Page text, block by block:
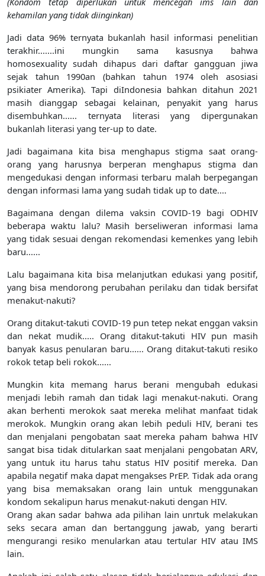
kehamilan yang tidak diinginkan)
Jadi data 96% ternyata bukanlah hasil informasi penelitian
terakhir.......ini mungkin sama kasusnya bahwa
homosexuality sudah dihapus dari daftar gangguan jiwa
sejak tahun 1990an (bahkan tahun 1974 oleh asosiasi
psikiater Amerika). Tapi diIndonesia bahkan ditahun 2021
masih dianggap sebagai kelainan, penyakit yang harus
disembuhkan...... ternyata literasi yang dipergunakan
bukanlah literasi yang ter-up to date.
Jadi bagaimana kita bisa menghapus stigma saat orang-
orang yang harusnya berperan menghapus stigma dan
mengedukasi dengan informasi terbaru malah berpegangan
dengan informasi lama yang sudah tidak up to date....
Bagaimana dengan dilema vaksin COVID-19 bagi ODHIV
beberapa waktu lalu? Masih berseliweran informasi lama
yang tidak sesuai dengan rekomendasi kemenkes yang lebih
baru......
Lalu bagaimana kita bisa melanjutkan edukasi yang positif,
yang bisa mendorong perubahan perilaku dan tidak bersifat
menakut-nakuti?
Orang ditakut-takuti COVID-19 pun tetep nekat enggan vaksin
dan nekat mudik..... Orang ditakut-takuti HIV pun masih
banyak kasus penularan baru...... Orang ditakut-takuti resiko
rokok tetap beli rokok......
Mungkin kita memang harus berani mengubah edukasi
menjadi lebih ramah dan tidak lagi menakut-nakuti. Orang
akan berhenti merokok saat mereka melihat manfaat tidak
merokok. Mungkin orang akan lebih peduli HIV, berani tes
dan menjalani pengobatan saat mereka paham bahwa HIV
sangat bisa tidak ditularkan saat menjalani pengobatan ARV,
yang untuk itu harus tahu status HIV positif mereka. Dan
apabila negatif maka dapat mengakses PrEP. Tidak ada orang
yang bisa memaksakan orang lain untuk menggunakan
kondom sekalipun harus menakut-nakuti dengan HIV.
Orang akan sadar bahwa ada pilihan lain unrtuk melakukan
seks secara aman dan bertanggung jawab, yang berarti
mengurangi resiko menularkan atau tertular HIV atau IMS
lain.